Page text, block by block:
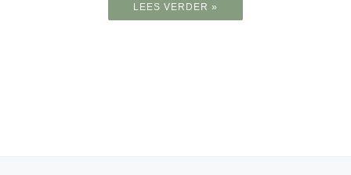
LEES VERDER »